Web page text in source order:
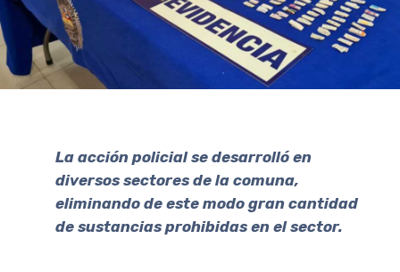
La acción policial se desarrolló en
diversos sectores de la comuna,
eliminando de este modo gran cantidad
de sustancias prohibidas en el sector.